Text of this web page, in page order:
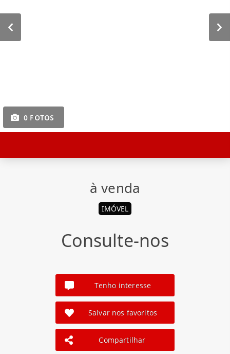
0 FOTOS
à venda
IMÓVEL
Consulte-nos
Tenho interesse
Salvar nos favoritos
Compartilhar